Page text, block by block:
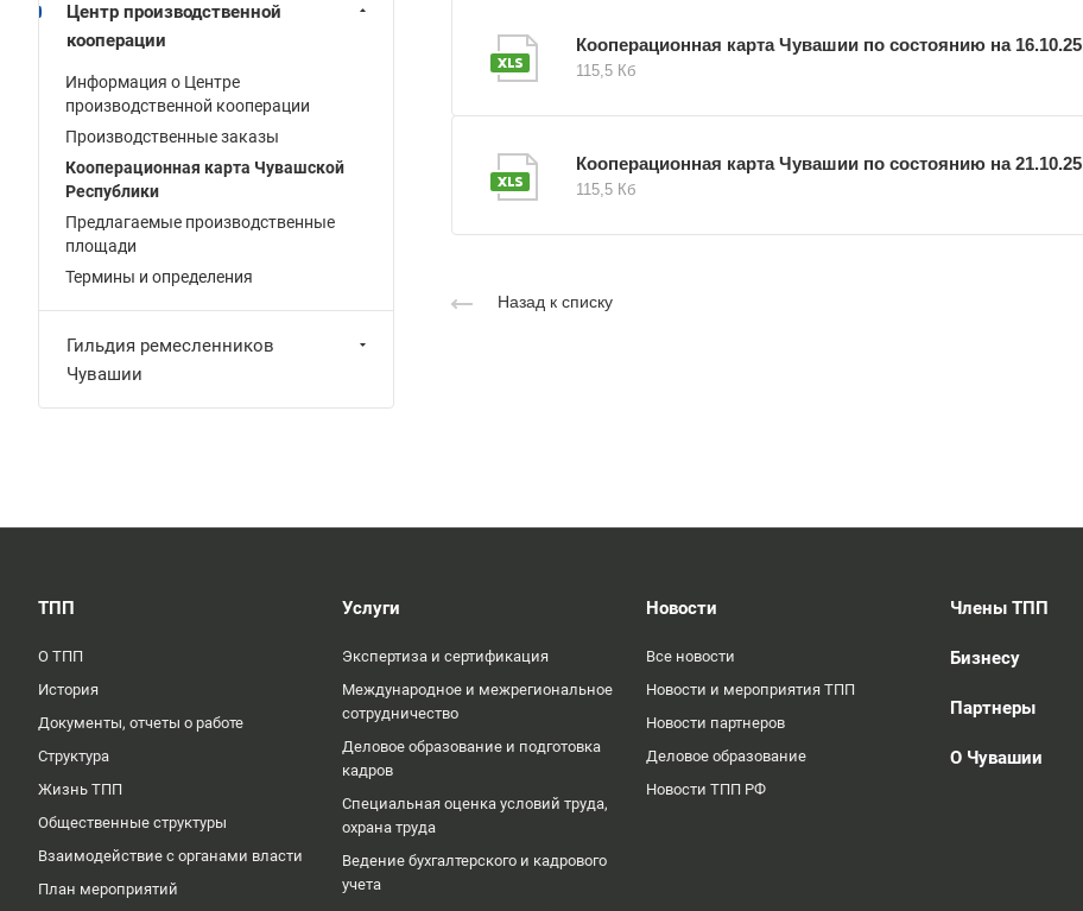
Кооперационная карта Чувашии по состоянию на 16.10.25
115,5 Кб
Кооперационная карта Чувашии по состоянию на 21.10.25
115,5 Кб
Назад к списку
Центр производственной
кооперации
Информация о Центре
производственной кооперации
Производственные заказы
Кооперационная карта Чувашской
Республики
Предлагаемые производственные
площади
Термины и определения
Гильдия ремесленников
Чувашии
ТПП
О ТПП
История
Документы, отчеты о работе
Структура
Жизнь ТПП
Общественные структуры
Взаимодействие с органами власти
План мероприятий
Услуги
Экспертиза и сертификация
Международное и межрегиональное
сотрудничество
Деловое образование и подготовка
кадров
Специальная оценка условий труда,
охрана труда
Ведение бухгалтерского и кадрового
учета
Новости
Все новости
Новости и мероприятия ТПП
Новости партнеров
Деловое образование
Новости ТПП РФ
Члены ТПП
Бизнесу
Партнеры
О Чувашии